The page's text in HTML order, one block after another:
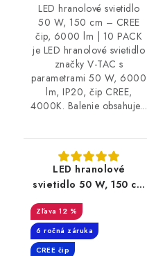
LED hranolové svietidlo
50 W, 150 cm – CREE
čip, 6000 lm | 10 PACK
je LED hranolové svietidlo
značky V-TAC s
parametrami 50 W, 6000
lm, IP20, čip CREE,
4000K. Balenie obsahuje...
LED hranolové
svietidlo 50 W, 150 cm
12 %
6 ročná záruka
CREE čip